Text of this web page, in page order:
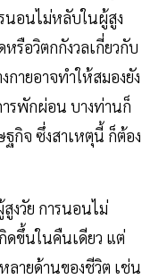
นอนไม่หลับในผู้สูง
รือวิตกกังวลเกี่ยวกับ
ายอาจทำให้สมองยัง
ารพักผ่อน บางท่านก็
กิจ ซึ่งสาเหตุนี้ ก็ต้อง
งวัย การนอนไม่
ขึ้นในคืนเดียว แต่
ายด้านของชีวิต เช่น